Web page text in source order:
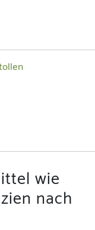
wie
nach